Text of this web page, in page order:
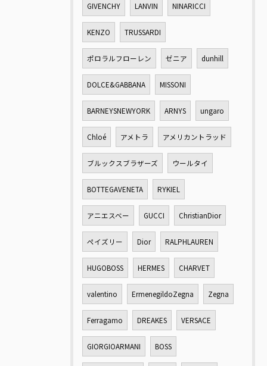
GIVENCHY LANVIN NINARICCI
KENZO TRUSSARDI
ポロラルフローレン ゼニア dunhill
DOLCE&GABBANA MISSONI
BARNEYSNEWYORK ARNYS ungaro
Chloé アメトラ アメリカントラッド
ブルックスブラザーズ ウールタイ
BOTTEGAVENETA RYKIEL
アニエスベー GUCCI ChristianDior
ペイズリー Dior RALPHLAUREN
HUGOBOSS HERMES CHARVET
valentino ErmenegildoZegna Zegna
Ferragamo DREAKES VERSACE
GIORGIOARMANI BOSS